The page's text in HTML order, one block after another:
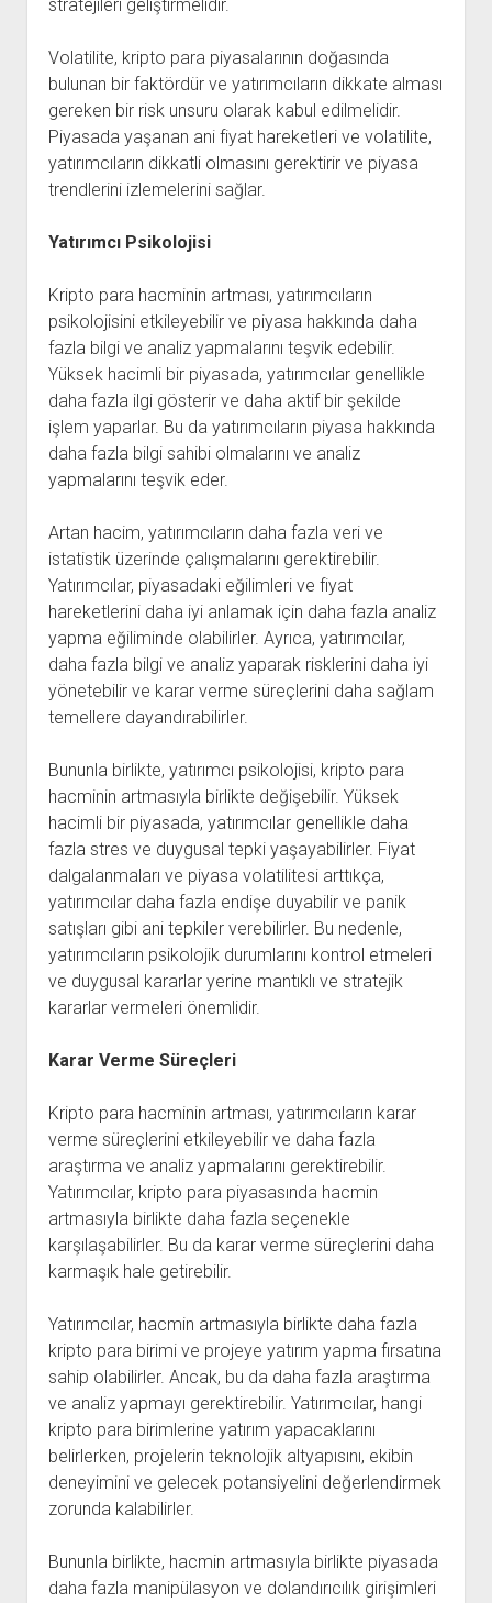
stratejileri geliştirmelidir.
Volatilite, kripto para piyasalarının doğasında
bulunan bir faktördür ve yatırımcıların dikkate alması
gereken bir risk unsuru olarak kabul edilmelidir.
Piyasada yaşanan ani fiyat hareketleri ve volatilite,
yatırımcıların dikkatli olmasını gerektirir ve piyasa
trendlerini izlemelerini sağlar.
Yatırımcı Psikolojisi
Kripto para hacminin artması, yatırımcıların
psikolojisini etkileyebilir ve piyasa hakkında daha
fazla bilgi ve analiz yapmalarını teşvik edebilir.
Yüksek hacimli bir piyasada, yatırımcılar genellikle
daha fazla ilgi gösterir ve daha aktif bir şekilde
işlem yaparlar. Bu da yatırımcıların piyasa hakkında
daha fazla bilgi sahibi olmalarını ve analiz
yapmalarını teşvik eder.
Artan hacim, yatırımcıların daha fazla veri ve
istatistik üzerinde çalışmalarını gerektirebilir.
Yatırımcılar, piyasadaki eğilimleri ve fiyat
hareketlerini daha iyi anlamak için daha fazla analiz
yapma eğiliminde olabilirler. Ayrıca, yatırımcılar,
daha fazla bilgi ve analiz yaparak risklerini daha iyi
yönetebilir ve karar verme süreçlerini daha sağlam
temellere dayandırabilirler.
Bununla birlikte, yatırımcı psikolojisi, kripto para
hacminin artmasıyla birlikte değişebilir. Yüksek
hacimli bir piyasada, yatırımcılar genellikle daha
fazla stres ve duygusal tepki yaşayabilirler. Fiyat
dalgalanmaları ve piyasa volatilitesi arttıkça,
yatırımcılar daha fazla endişe duyabilir ve panik
satışları gibi ani tepkiler verebilirler. Bu nedenle,
yatırımcıların psikolojik durumlarını kontrol etmeleri
ve duygusal kararlar yerine mantıklı ve stratejik
kararlar vermeleri önemlidir.
Karar Verme Süreçleri
Kripto para hacminin artması, yatırımcıların karar
verme süreçlerini etkileyebilir ve daha fazla
araştırma ve analiz yapmalarını gerektirebilir.
Yatırımcılar, kripto para piyasasında hacmin
artmasıyla birlikte daha fazla seçenekle
karşılaşabilirler. Bu da karar verme süreçlerini daha
karmaşık hale getirebilir.
Yatırımcılar, hacmin artmasıyla birlikte daha fazla
kripto para birimi ve projeye yatırım yapma fırsatına
sahip olabilirler. Ancak, bu da daha fazla araştırma
ve analiz yapmayı gerektirebilir. Yatırımcılar, hangi
kripto para birimlerine yatırım yapacaklarını
belirlerken, projelerin teknolojik altyapısını, ekibin
deneyimini ve gelecek potansiyelini değerlendirmek
zorunda kalabilirler.
Bununla birlikte, hacmin artmasıyla birlikte piyasada
daha fazla manipülasyon ve dolandırıcılık girişimleri